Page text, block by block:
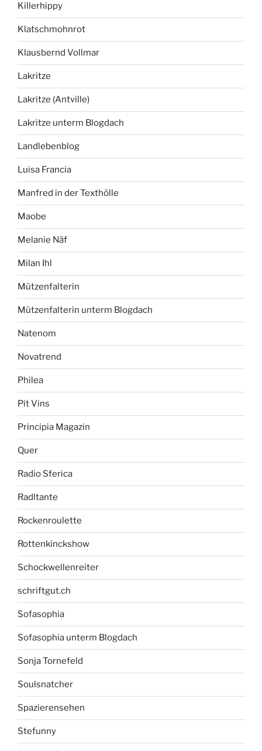
Killerhippy
Klatschmohnrot
Klausbernd Vollmar
Lakritze
Lakritze (Antville)
Lakritze unterm Blogdach
Landlebenblog
Luisa Francia
Manfred in der Texthölle
Maobe
Melanie Näf
Milan Ihl
Mützenfalterin
Mützenfalterin unterm Blogdach
Natenom
Novatrend
Philea
Pit Vins
Principia Magazin
Quer
Radio Sferica
Radltante
Rockenroulette
Rottenkinckshow
Schockwellenreiter
schriftgut.ch
Sofasophia
Sofasophia unterm Blogdach
Sonja Tornefeld
Soulsnatcher
Spazierensehen
Stefunny